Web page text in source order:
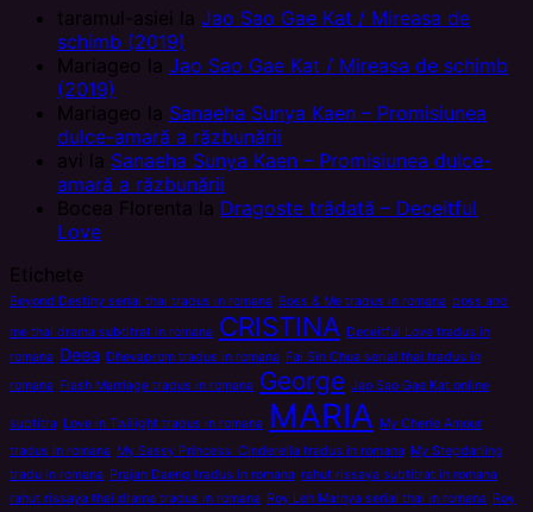
taramul-asiei
la Jao Sao Gae Kat / Mireasa de
schimb (2019)
Mariageo la Jao Sao Gae Kat / Mireasa de schimb
(2019)
Mariageo la Sanaeha Sunya Kaen – Promisiunea
dulce-amară a răzbunării
avi
la Sanaeha Sunya Kaen – Promisiunea dulce-
amară a răzbunării
Bocea Florenta la Dragoste trădată – Deceitful
Love
Etichete
Beyond Destiny serial thai tradus in romana Boss & Me tradus in romana boss and
me thai drama subtitrat in romana CRISTINA Deceitful Love tradus in
romana Deea Dhevaprom tradus in romana Fai Sin Chua serial thai tradus in
romana Flash Marriage tradus in romana George Jao Sao Gae Kat online
subtitra Love in Twilight tradus in romana MARIA My Cherie Amour
tradus in romana My Sassy Princess: Cinderella tradus in romana My Stepdarling
tradu in romana Prajan Daeng tradus in romana rahut rissaya subtitrat in romana
rahut rissaya thai drama tradus in romana Roy Leh Marnya serial thai in romana Roy